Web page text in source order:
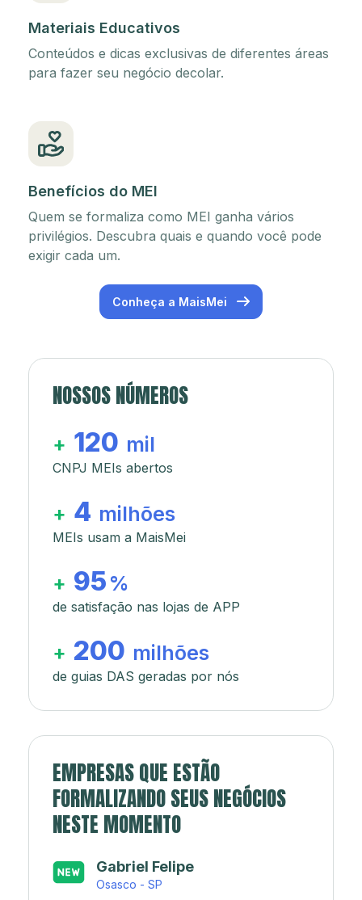
Materiais Educativos
Conteúdos e dicas exclusivas de diferentes áreas
para fazer seu negócio decolar.
Benefícios do MEI
Quem se formaliza como MEI ganha vários
privilégios. Descubra quais e quando você pode
exigir cada um.
Conheça a MaisMei
NOSSOS NÚMEROS
+ 120 mil
CNPJ MEIs abertos
+ 4 milhões
MEIs usam a MaisMei
+ 95 %
de satisfação nas lojas de APP
+ 200 milhões
de guias DAS geradas por nós
EMPRESAS QUE ESTÃO
FORMALIZANDO SEUS NEGÓCIOS
NESTE MOMENTO
Japa’s açaí e sorveteria
Rio de Janeiro - RJ